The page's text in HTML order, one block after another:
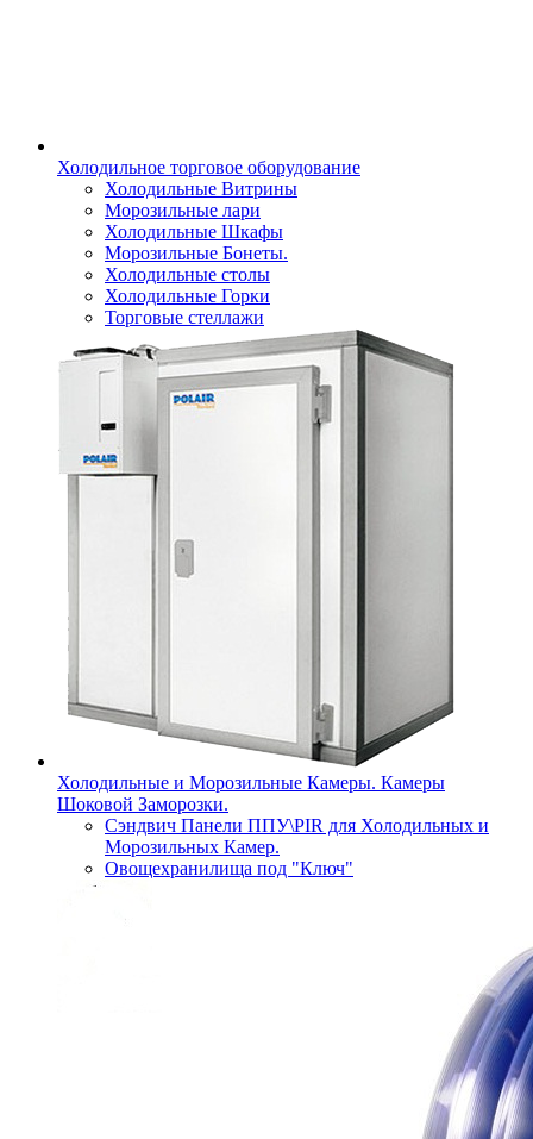
Холодильное торговое оборудование
Холодильные Витрины
Морозильные лари
Холодильные Шкафы
Морозильные Бонеты.
Холодильные столы
Холодильные Горки
Торговые стеллажи
Холодильные и Морозильные Камеры. Камеры
Шоковой Заморозки.
Сэндвич Панели ППУ\PIR для Холодильных и
Морозильных Камер.
Овощехранилища под "Ключ"